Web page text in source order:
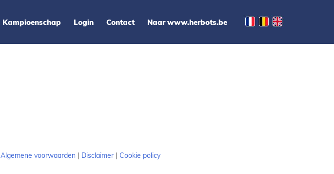
Kampioenschap Login Contact Naar www.herbots.be
Algemene voorwaarden| Disclaimer| Cookie policy